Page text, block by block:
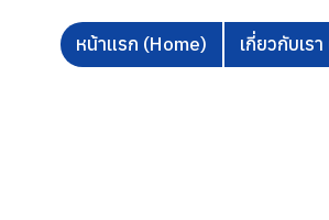
หน้าแรก (Home) เกี่ยวกับเร